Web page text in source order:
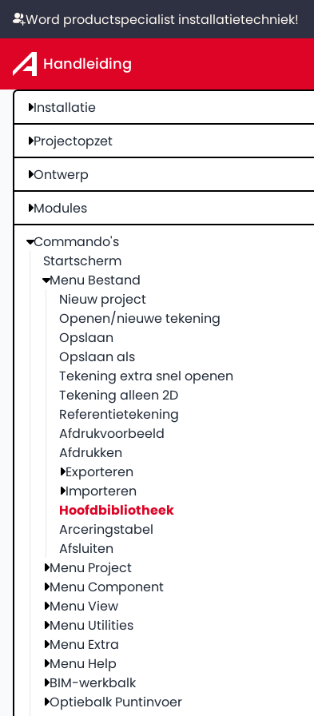
Word productspecialist installatietechniek!
Handleiding
Installatie
Projectopzet
Ontwerp
Modules
Commando's
Startscherm
Menu Bestand
Nieuw project
Openen/nieuwe tekening
Opslaan
Opslaan als
Tekening extra snel openen
Tekening alleen 2D
Referentietekening
Afdrukvoorbeeld
Afdrukken
Exporteren
Importeren
Hoofdbibliotheek
Arceringstabel
Afsluiten
Menu Project
Menu Component
Menu View
Menu Utilities
Menu Extra
Menu Help
BIM-werkbalk
Optiebalk Puntinvoer